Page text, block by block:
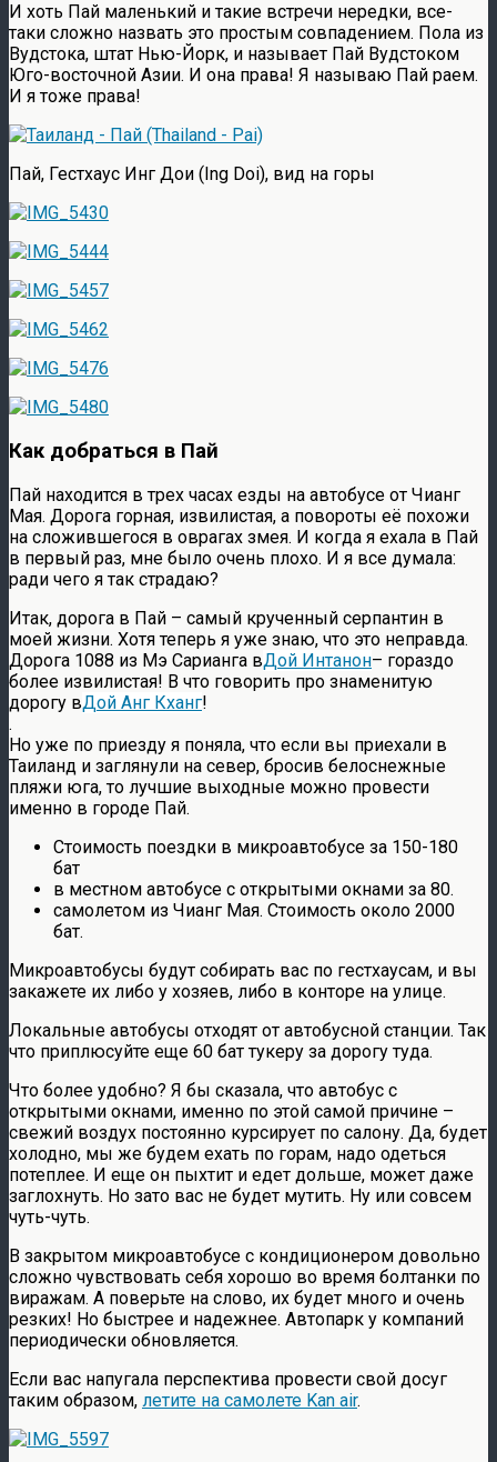
И хоть Пай маленький и такие встречи нередки, все-
таки сложно назвать это простым совпадением. Пола из
Вудстока, штат Нью-Йорк, и называет Пай Вудстоком
Юго-восточной Азии. И она права! Я называю Пай раем.
И я тоже права!
Пай, Гестхаус Инг Дои (Ing Doi), вид на горы
Как добраться в Пай
Пай находится в трех часах езды на автобусе от Чианг
Мая. Дорога горная, извилистая, а повороты её похожи
на сложившегося в оврагах змея. И когда я ехала в Пай
в первый раз, мне было очень плохо. И я все думала:
ради чего я так страдаю?
Итак, дорога в Пай – самый крученный серпантин в
моей жизни. Хотя теперь я уже знаю, что это неправда.
Дорога 1088 из Мэ Сарианга вДой Интанон– гораздо
более извилистая! В что говорить про знаменитую
дорогу вДой Анг Кханг!
.
Но уже по приезду я поняла, что если вы приехали в
Таиланд и заглянули на север, бросив белоснежные
пляжи юга, то лучшие выходные можно провести
именно в городе Пай.
Стоимость поездки в микроавтобусе за 150-180
бат
в местном автобусе с открытыми окнами за 80.
самолетом из Чианг Мая. Стоимость около 2000
бат.
Микроавтобусы будут собирать вас по гестхаусам, и вы
закажете их либо у хозяев, либо в конторе на улице.
Локальные автобусы отходят от автобусной станции. Так
что приплюсуйте еще 60 бат тукеру за дорогу туда.
Что более удобно? Я бы сказала, что автобус с
открытыми окнами, именно по этой самой причине –
свежий воздух постоянно курсирует по салону. Да, будет
холодно, мы же будем ехать по горам, надо одеться
потеплее. И еще он пыхтит и едет дольше, может даже
заглохнуть. Но зато вас не будет мутить. Ну или совсем
чуть-чуть.
В закрытом микроавтобусе с кондиционером довольно
сложно чувствовать себя хорошо во время болтанки по
виражам. А поверьте на слово, их будет много и очень
резких! Но быстрее и надежнее. Автопарк у компаний
периодически обновляется.
Если вас напугала перспектива провести свой досуг
таким образом, летите на самолете Kan air.